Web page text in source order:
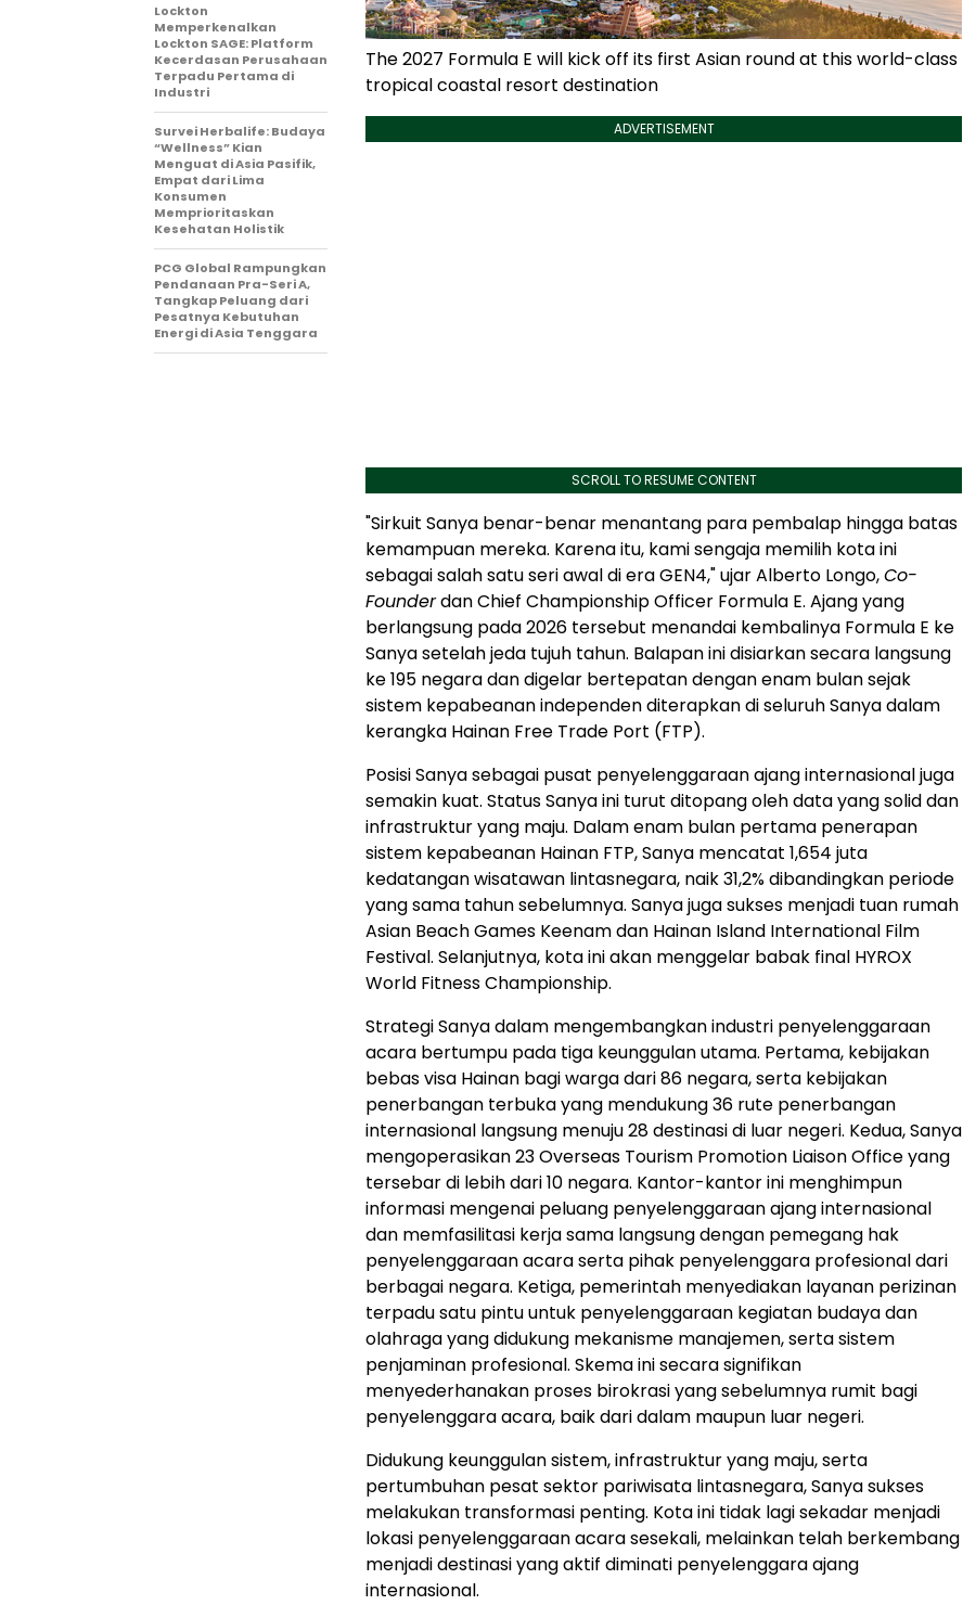
The 2027 Formula E will kick off its first Asian round at this world-class
tropical coastal resort destination
ADVERTISEMENT
SCROLL TO RESUME CONTENT
"Sirkuit Sanya benar-benar menantang para pembalap hingga batas
kemampuan mereka. Karena itu, kami sengaja memilih kota ini
sebagai salah satu seri awal di era GEN4," ujar Alberto Longo,Co-
Founderdan Chief Championship Officer Formula E. Ajang yang
berlangsung pada 2026 tersebut menandai kembalinya Formula E ke
Sanya setelah jeda tujuh tahun. Balapan ini disiarkan secara langsung
ke 195 negara dan digelar bertepatan dengan enam bulan sejak
sistem kepabeanan independen diterapkan di seluruh Sanya dalam
kerangka Hainan Free Trade Port (FTP).
Posisi Sanya sebagai pusat penyelenggaraan ajang internasional juga
semakin kuat. Status Sanya ini turut ditopang oleh data yang solid dan
infrastruktur yang maju. Dalam enam bulan pertama penerapan
sistem kepabeanan Hainan FTP, Sanya mencatat 1,654 juta
kedatangan wisatawan lintasnegara, naik 31,2% dibandingkan periode
yang sama tahun sebelumnya. Sanya juga sukses menjadi tuan rumah
Asian Beach Games Keenam dan Hainan Island International Film
Festival. Selanjutnya, kota ini akan menggelar babak final HYROX
World Fitness Championship.
Strategi Sanya dalam mengembangkan industri penyelenggaraan
acara bertumpu pada tiga keunggulan utama. Pertama, kebijakan
bebas visa Hainan bagi warga dari 86 negara, serta kebijakan
penerbangan terbuka yang mendukung 36 rute penerbangan
internasional langsung menuju 28 destinasi di luar negeri. Kedua, Sanya
mengoperasikan 23 Overseas Tourism Promotion Liaison Office yang
tersebar di lebih dari 10 negara. Kantor-kantor ini menghimpun
informasi mengenai peluang penyelenggaraan ajang internasional
dan memfasilitasi kerja sama langsung dengan pemegang hak
penyelenggaraan acara serta pihak penyelenggara profesional dari
berbagai negara. Ketiga, pemerintah menyediakan layanan perizinan
terpadu satu pintu untuk penyelenggaraan kegiatan budaya dan
olahraga yang didukung mekanisme manajemen, serta sistem
penjaminan profesional. Skema ini secara signifikan
menyederhanakan proses birokrasi yang sebelumnya rumit bagi
penyelenggara acara, baik dari dalam maupun luar negeri.
Didukung keunggulan sistem, infrastruktur yang maju, serta
pertumbuhan pesat sektor pariwisata lintasnegara, Sanya sukses
melakukan transformasi penting. Kota ini tidak lagi sekadar menjadi
lokasi penyelenggaraan acara sesekali, melainkan telah berkembang
menjadi destinasi yang aktif diminati penyelenggara ajang
internasional.
Lockton
Memperkenalkan
Lockton SAGE: Platform
Kecerdasan Perusahaan
Terpadu Pertama di
Industri
Survei Herbalife: Budaya
“Wellness” Kian
Menguat di Asia Pasifik,
Empat dari Lima
Konsumen
Memprioritaskan
Kesehatan Holistik
PCG Global Rampungkan
Pendanaan Pra-Seri A,
Tangkap Peluang dari
Pesatnya Kebutuhan
Energi di Asia Tenggara